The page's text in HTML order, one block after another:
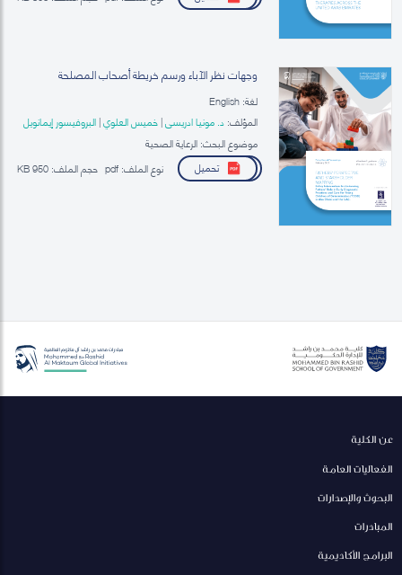
وجهات نظر الآباء ورسم خريطة أصحاب المصلحة
لغة: English
المؤلف: د. مونيا ادريسي| خميس العلوي| البروفيسور إيمانويل
أزاد مونيسار
موضوع البحث: الرعاية الصحية
تحميل
نوع الملف: حجم الملف:
عن الكلية
الفعاليات العامة
البحوث والإصدارات
المبادرات
البرامج الأكاديمية